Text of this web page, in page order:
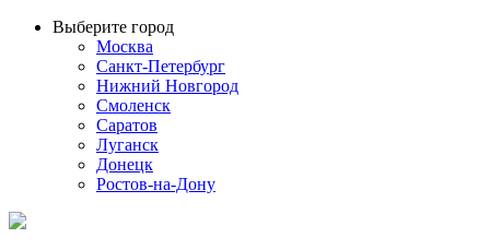
Выберите город
Москва
Санкт-Петербург
Нижний Новгород
Смоленск
Саратов
Луганск
Донецк
Ростов-на-Дону